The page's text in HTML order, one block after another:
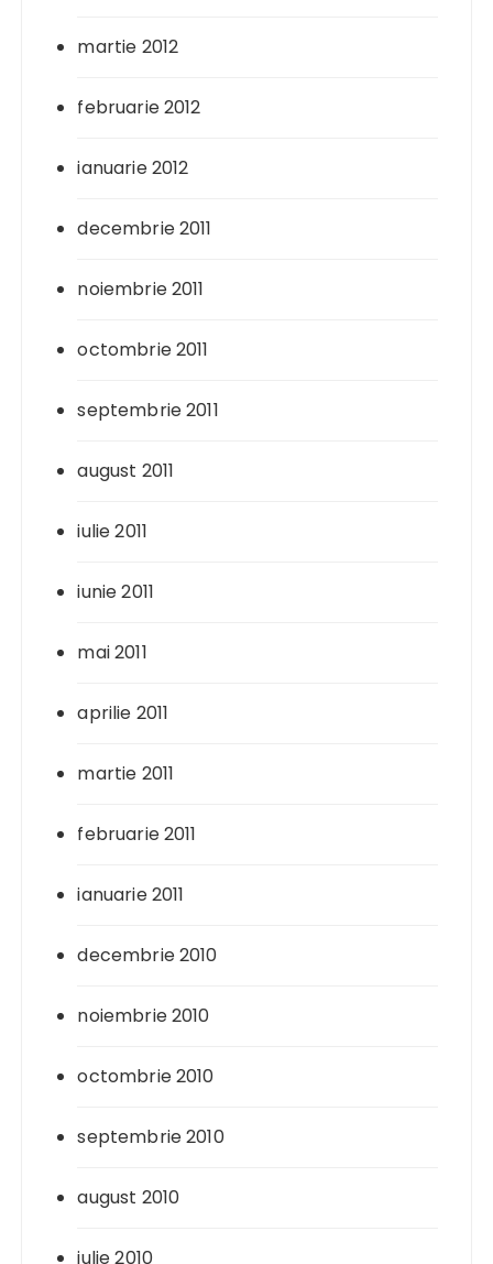
martie 2012
februarie 2012
ianuarie 2012
decembrie 2011
noiembrie 2011
octombrie 2011
septembrie 2011
august 2011
iulie 2011
iunie 2011
mai 2011
aprilie 2011
martie 2011
februarie 2011
ianuarie 2011
decembrie 2010
noiembrie 2010
octombrie 2010
septembrie 2010
august 2010
iulie 2010